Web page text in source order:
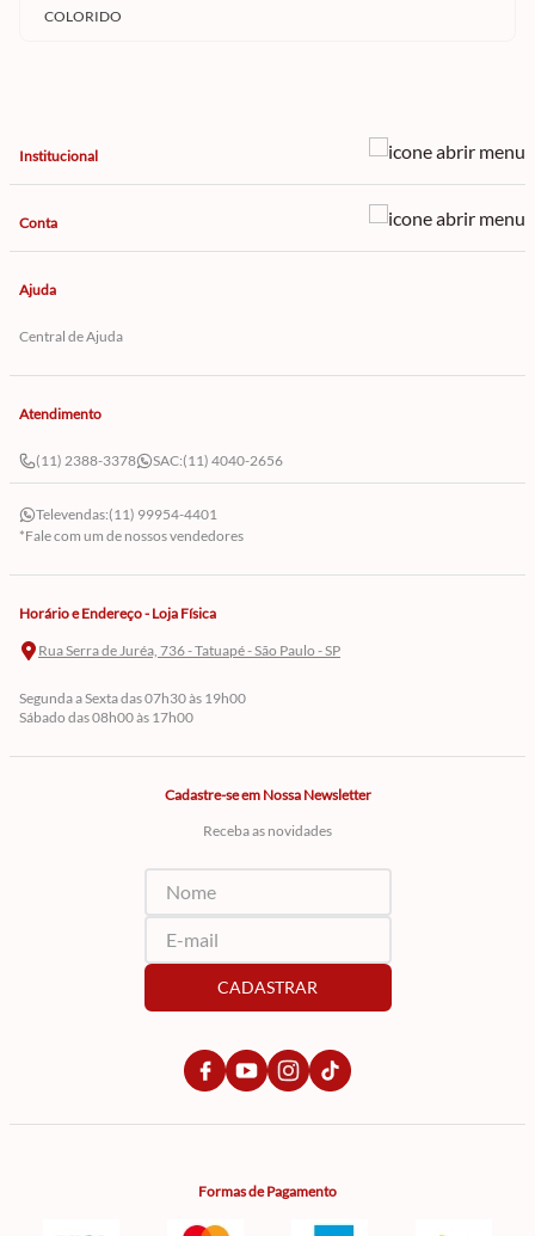
COLORIDO
Institucional
Conta
Ajuda
Central de Ajuda
Atendimento
(11) 2388-3378 SAC:(11) 4040-2656
Televendas:(11) 99954-4401
*Fale com um de nossos vendedores
Horário e Endereço - Loja Física
Rua Serra de Juréa, 736 - Tatuapé - São Paulo - SP
Segunda a Sexta das 07h30 às 19h00
Sábado das 08h00 às 17h00
Cadastre-se em Nossa Newsletter
Receba as novidades
CADASTRAR
Formas de Pagamento